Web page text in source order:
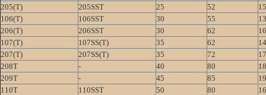
205(T)
205SST 25 52
15
106(T)
106SST 30 55
13
206(T)
206SST 30 62
16
107(T)
107SS(T) 35 62
14
207(T)
207SS(T) 35 72
17
208T
- 40 80
18
209T
- 45 85
19
110T
110SST 50 80 16